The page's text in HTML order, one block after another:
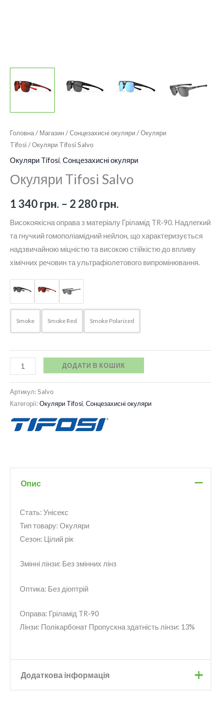
Головна/ Магазин/Сонцезахисні окуляри/Окуляри
Tifosi/ Окуляри Tifosi Salvo
Окуляри Tifosi, Сонцезахисні окуляри
Окуляри Tifosi Salvo
1 340грн. – 2 280грн.
Високоякісна оправа з матеріалу Гріламід TR-90. Надлегкий
та гнучкий гомополіамідний нейлон, що характеризується
надзвичайною міцністю та високою стійкістю до впливу
хімічних речовин та ультрафіолетового випромінювання.
Smoke Smoke Red Smoke Polarized
ДОДАТИ В КОШИК
Артикул:Salvo
Категорії:Окуляри Tifosi, Сонцезахисні окуляри
Опис
Стать: Унісекс
Тип товару: Окуляри
Сезон: Цілий рік
Змінні лінзи: Без змінних лінз
Оптика: Без діоптрій
Оправа: Гріламід TR-90
Лінзи: Полікарбонат Пропускна здатність лінзи: 13%
Додаткова інформація